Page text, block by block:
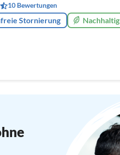
10 Bewertungen
Stornierung Nachhaltig